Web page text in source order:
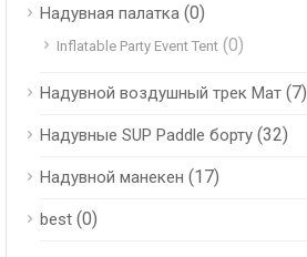
Надувная палатка (0)
Inflatable Party Event Tent (0)
Надувной воздушный трек Мат (7)
Надувные SUP Paddle борту (32)
Надувной манекен (17)
best (0)